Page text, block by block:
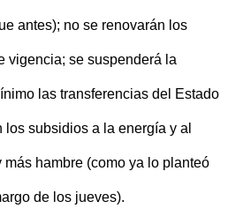
antes); no se renovarán los
vigencia; se suspenderá la
las transferencias del Estado
subsidios a la energía y al
hambre (como ya lo planteó
de los jueves).